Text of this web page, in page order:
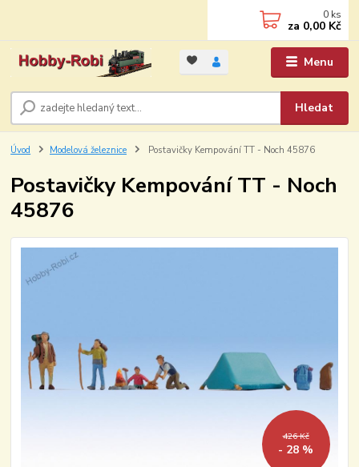
Menu
Hledat
0 ks
za 0,00 Kč
Úvod Modelová železnice Postavičky Kempování TT - Noch 45876
Postavičky Kempování TT - Noch
45876
426 Kč
- 28 %